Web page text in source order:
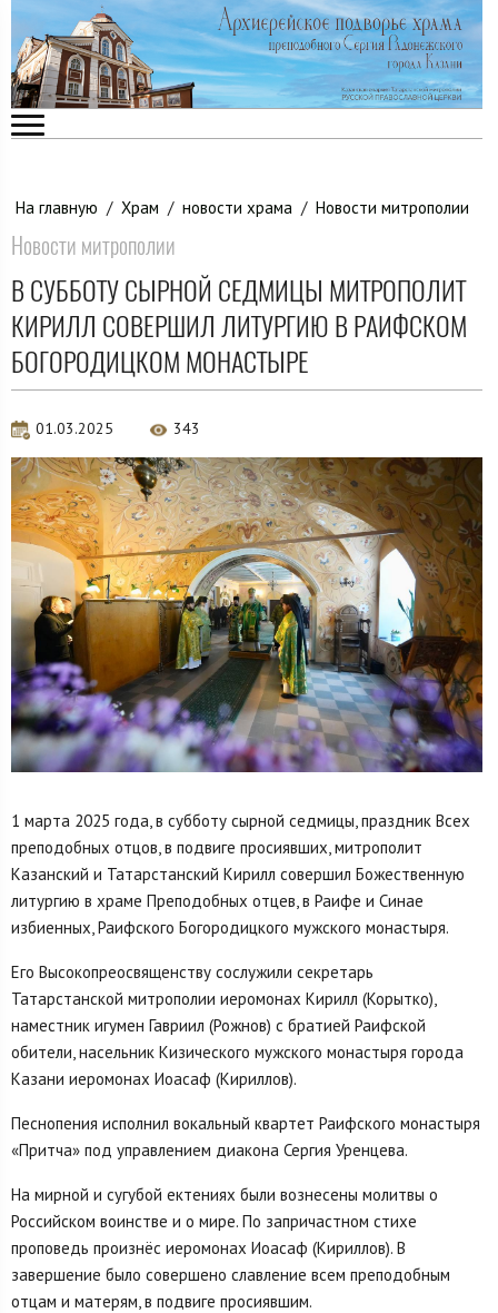
На главную / Храм / новости храма / Новости митрополии
Новости митрополии
В СУББОТУ СЫРНОЙ СЕДМИЦЫ МИТРОПОЛИТ
КИРИЛЛ СОВЕРШИЛ ЛИТУРГИЮ В РАИФСКОМ
БОГОРОДИЦКОМ МОНАСТЫРЕ
01.03.2025 343
1 марта 2025 года, в субботу сырной седмицы, праздник Всех
преподобных отцов, в подвиге просиявших, митрополит
Казанский и Татарстанский Кирилл совершил Божественную
литургию в храме Преподобных отцев, в Раифе и Синае
избиенных, Раифского Богородицкого мужского монастыря.
Его Высокопреосвященству сослужили секретарь
Татарстанской митрополии иеромонах Кирилл (Корытко),
наместник игумен Гавриил (Рожнов) с братией Раифской
обители, насельник Кизического мужского монастыря города
Казани иеромонах Иоасаф (Кириллов).
Песнопения исполнил вокальный квартет Раифского монастыря
«Притча» под управлением диакона Сергия Уренцева.
На мирной и сугубой ектениях были вознесены молитвы о
Российском воинстве и о мире. По запричастном стихе
проповедь произнёс иеромонах Иоасаф (Кириллов). В
завершение было совершено славление всем преподобным
отцам и матерям, в подвиге просиявшим.